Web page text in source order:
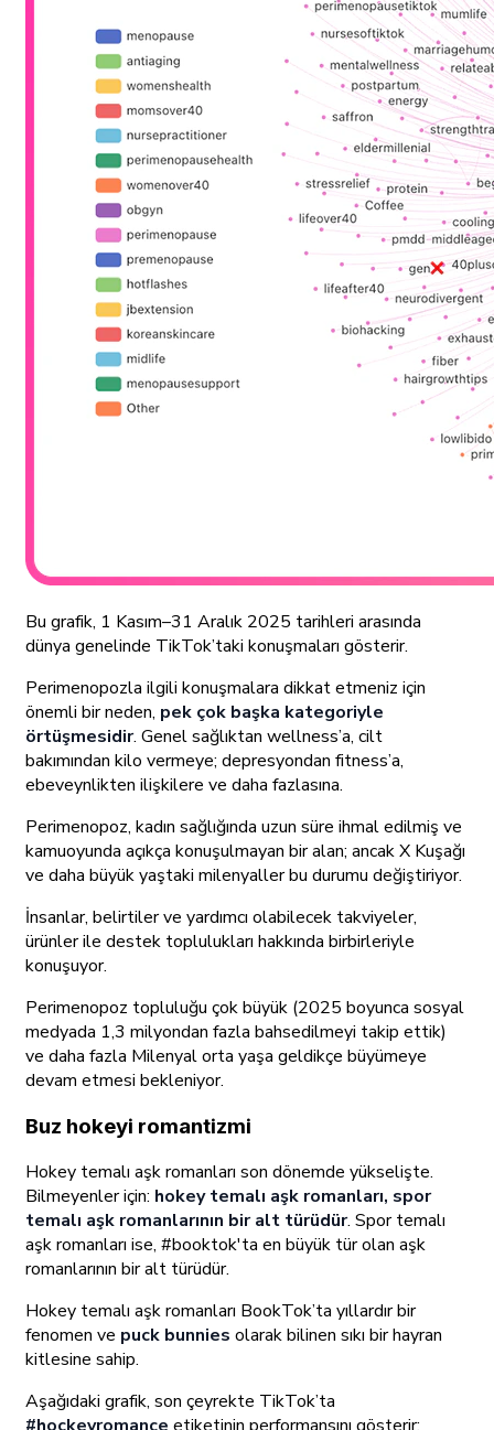
Bu grafik, 1 Kasım–31 Aralık 2025 tarihleri arasında
dünya genelinde TikTok’taki konuşmaları gösterir.
Perimenopozla ilgili konuşmalara dikkat etmeniz için
önemli bir neden, pek çok başka kategoriyle
örtüşmesidir. Genel sağlıktan wellness’a, cilt
bakımından kilo vermeye; depresyondan fitness’a,
ebeveynlikten ilişkilere ve daha fazlasına.
Perimenopoz, kadın sağlığında uzun süre ihmal edilmiş ve
kamuoyunda açıkça konuşulmayan bir alan; ancak X Kuşağı
ve daha büyük yaştaki milenyaller bu durumu değiştiriyor.
İnsanlar, belirtiler ve yardımcı olabilecek takviyeler,
ürünler ile destek toplulukları hakkında birbirleriyle
konuşuyor.
Perimenopoz topluluğu çok büyük (2025 boyunca sosyal
medyada 1,3 milyondan fazla bahsedilmeyi takip ettik)
ve daha fazla Milenyal orta yaşa geldikçe büyümeye
devam etmesi bekleniyor.
Buz hokeyi romantizmi
Hokey temalı aşk romanları son dönemde yükselişte.
Bilmeyenler için: hokey temalı aşk romanları, spor
temalı aşk romanlarının bir alt türüdür. Spor temalı
aşk romanları ise, #booktok'ta en büyük tür olan aşk
romanlarının bir alt türüdür.
Hokey temalı aşk romanları BookTok’ta yıllardır bir
fenomen ve puck bunnies olarak bilinen sıkı bir hayran
kitlesine sahip.
Aşağıdaki grafik, son çeyrekte TikTok’ta
#hockeyromance etiketinin performansını gösterir;